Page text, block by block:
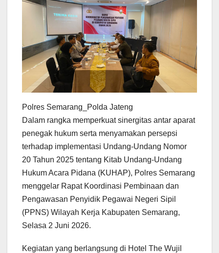
Polres Semarang_Polda Jateng
Dalam rangka memperkuat sinergitas antar aparat
penegak hukum serta menyamakan persepsi
terhadap implementasi Undang-Undang Nomor
20 Tahun 2025 tentang Kitab Undang-Undang
Hukum Acara Pidana (KUHAP), Polres Semarang
menggelar Rapat Koordinasi Pembinaan dan
Pengawasan Penyidik Pegawai Negeri Sipil
(PPNS) Wilayah Kerja Kabupaten Semarang,
Selasa 2 Juni 2026.
Kegiatan yang berlangsung di Hotel The Wujil